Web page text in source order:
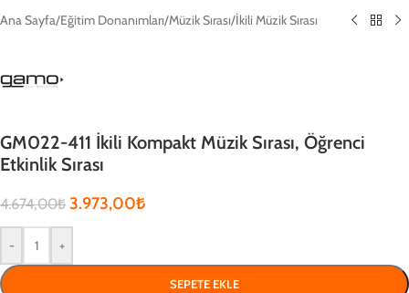
Ana Sayfa/Eğitim Donanımları/Müzik Sırası/İkili Müzik Sırası
GM022-411 İkili Kompakt Müzik Sırası, Öğrenci
Etkinlik Sırası
4.674,00₺ 3.973,00₺
- +
SEPETE EKLE